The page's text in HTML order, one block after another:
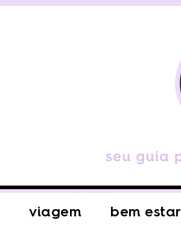
viagem bem estar